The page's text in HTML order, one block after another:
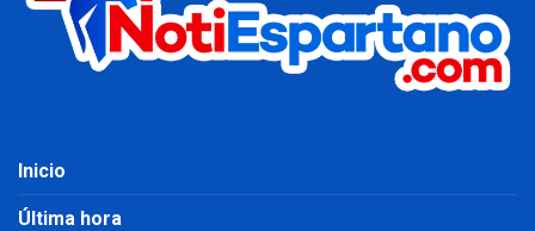
Inicio
Última hora